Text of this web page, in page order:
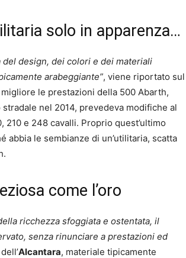
solo in apparenza…
del design, dei colori e dei materiali
arabeggiante”, viene riportato sul
le prestazioni della 500 Abarth,
nel 2014, prevedeva modifiche al
e 248 cavalli. Proprio quest’ultimo
abbia le sembianze di un’utilitaria, scatta
come l’oro
ricchezza sfoggiata e ostentata, il
senza rinunciare a prestazioni ed
Alcantara, materiale tipicamente